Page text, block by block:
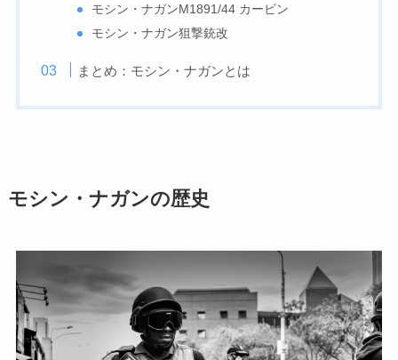
モシン・ナガンM1891/44 カービン
モシン・ナガン狙撃銃改
まとめ：モシン・ナガンとは
モシン・ナガンの歴史